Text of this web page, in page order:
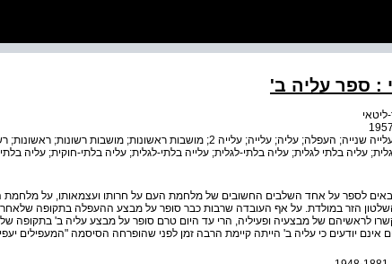
: ספר עליה ב'
ליטאי
עלייה שנייה; העפלה; עליה; עלייה; עלייה 2; מושבות ראשונות;
עליה בלתי לגלית; עליה בלתי-לגלית; עלייה בלתי-לגלית; עליה בלתי-חוקית; עליה
באים לספר על אחד השלבים החשובים של מלחמת העם על חרותו ועצמאותו, על מלחמת
הזר במולדת. על אף העובדה שרבות כבר סופר על מבצע ההעפלה בתקופה שלאחר
לראשיהם של מבצעיה ופעיליה, הרי עד היום טרם סופר על מבצע עליה ב' בתקופה
אינם יודעים כי עליה ב' הייתה קיימת הרבה זמן לפני שהופרחה הסיסמה "המעפילים